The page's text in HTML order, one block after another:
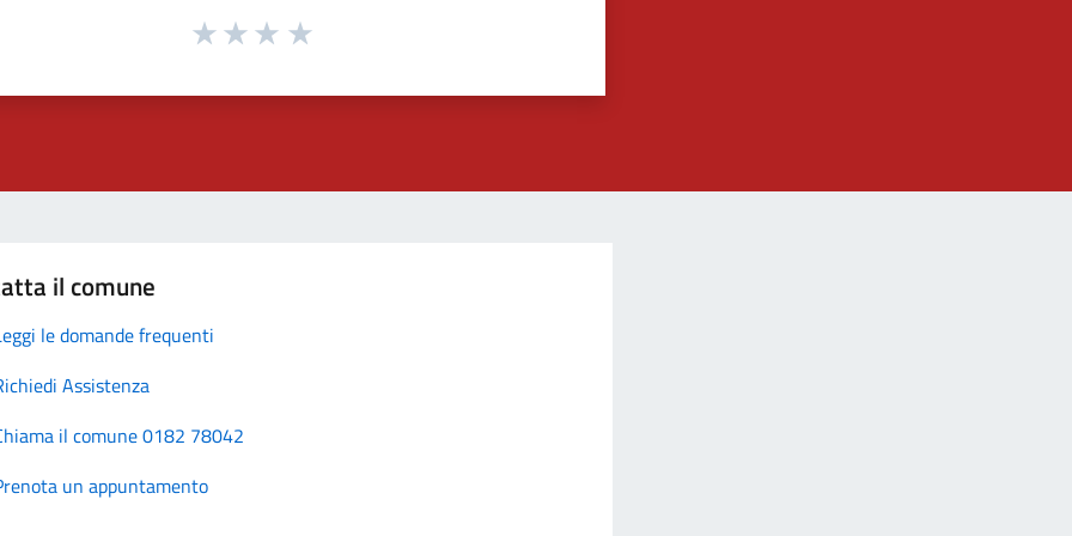
il comune
le domande frequenti
Assistenza
il comune 0182 78042
un appuntamento